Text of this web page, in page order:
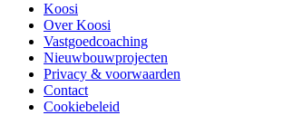
Koosi
Over Koosi
Vastgoedcoaching
Nieuwbouwprojecten
Privacy & voorwaarden
Contact
Cookiebeleid